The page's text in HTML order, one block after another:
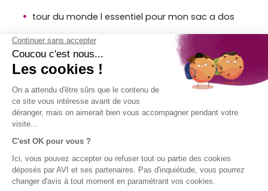
tour du monde l essentiel pour mon sac a dos
voyage longue duree tour du monde en 275
jours
un tour du monde en famille c est possible
MENTIONS
Mentions
légales AVI
Conditions
SOCIÉTÉ
AVI
voyage en
bref
Groupe SPB
ACCÈS
Contact
Aide
SUIVEZ-